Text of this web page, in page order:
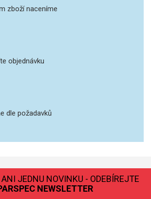
KELÍMKY
zboží naceníme
objednávku
dle požadavků
JEDNU NOVINKU - ODEBÍREJTE
NEWSLETTER